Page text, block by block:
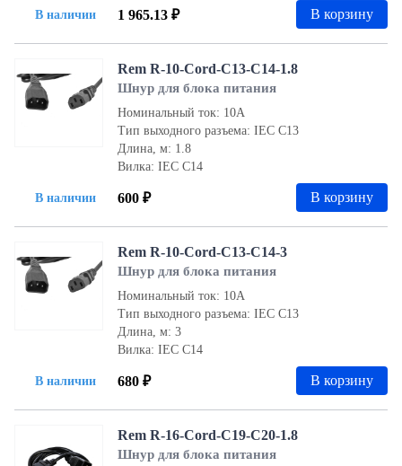
В наличии 1 965.13 ₽ В корзину
В наличии
Rem R-10-Cord-C13-C14-1.8
Шнур для блока питания
Номинальный ток: 10А
Тип выходного разъема: IEC С13
Длина, м: 1.8
Вилка: IEC С14
600 ₽ В корзину
В наличии
Rem R-10-Cord-C13-C14-3
Шнур для блока питания
Номинальный ток: 10А
Тип выходного разъема: IEC С13
Длина, м: 3
Вилка: IEC С14
680 ₽ В корзину
Rem R-16-Cord-C19-C20-1.8
Шнур для блока питания